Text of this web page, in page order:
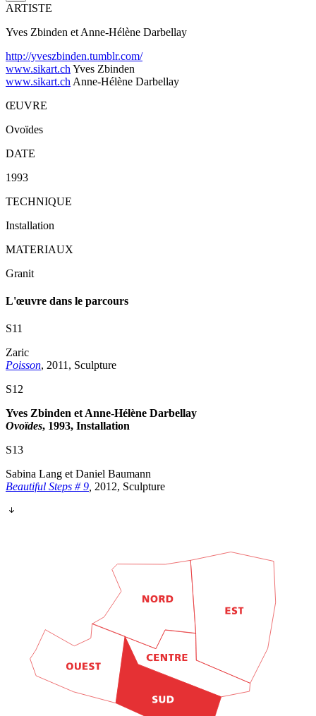
ARTISTE
Yves Zbinden et Anne-Hélène Darbellay
http://yveszbinden.tumblr.com/
www.sikart.ch Yves Zbinden
www.sikart.ch Anne-Hélène Darbellay
ŒUVRE
Ovoïdes
DATE
1993
TECHNIQUE
Installation
MATERIAUX
Granit
L'œuvre dans le parcours
S11
Zaric
Poisson, 2011, Sculpture
S12
Yves Zbinden et Anne-Hélène Darbellay
Ovoïdes, 1993, Installation
S13
Sabina Lang et Daniel Baumann
Beautiful Steps # 9 2012, Sculpture